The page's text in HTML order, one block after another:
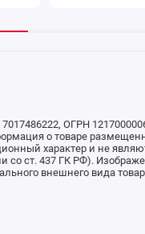
ОГРН
о товаре
характер и не
со ст. 437 ГК РФ).
внешнего вида